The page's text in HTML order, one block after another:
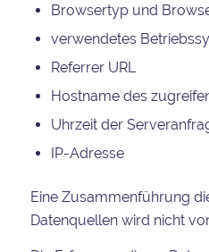
Browsertyp und
verwendetes
Referrer URL
Hostname des
Uhrzeit der
IP-Adresse
Eine Zusammenführung
Datenquellen wird nicht